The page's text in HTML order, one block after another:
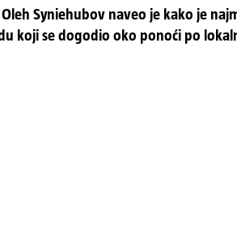
Syniehubov naveo je kako je
koji se dogodio oko ponoći po